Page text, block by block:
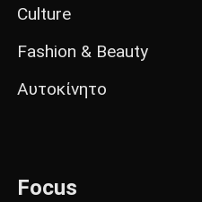
Culture
Fashion & Beauty
Αυτοκίνητο
Focus